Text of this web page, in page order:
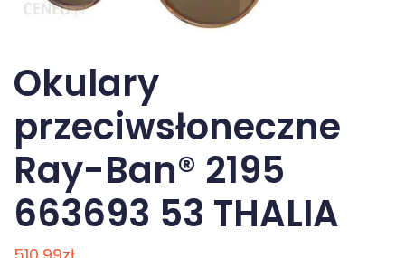
Okulary
przeciwsłoneczne
Ray-Ban® 2195
663693 53 THALIA